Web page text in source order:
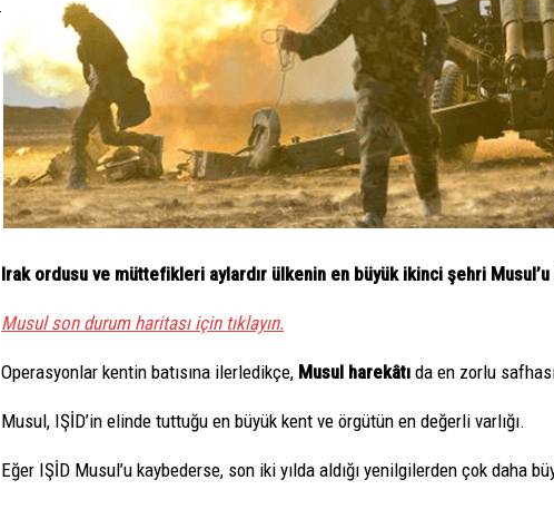
Irak ordusu ve müttefikleri aylardır ülkenin en büyük ikinci şehri Musul’u
Musul son durum haritası için tıklayın.
Operasyonlar kentin batısına ilerledikçe, Musul harekâtı da en zorlu
Musul, IŞİD’in elinde tuttuğu en büyük kent ve örgütün en değerli varlığı.
Eğer IŞİD Musul’u kaybederse, son iki yılda aldığı yenilgilerden çok daha